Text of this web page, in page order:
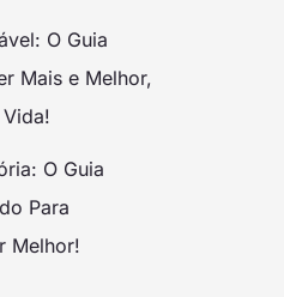
O Guia
Mais e Melhor,
O Guia
Para
Melhor!